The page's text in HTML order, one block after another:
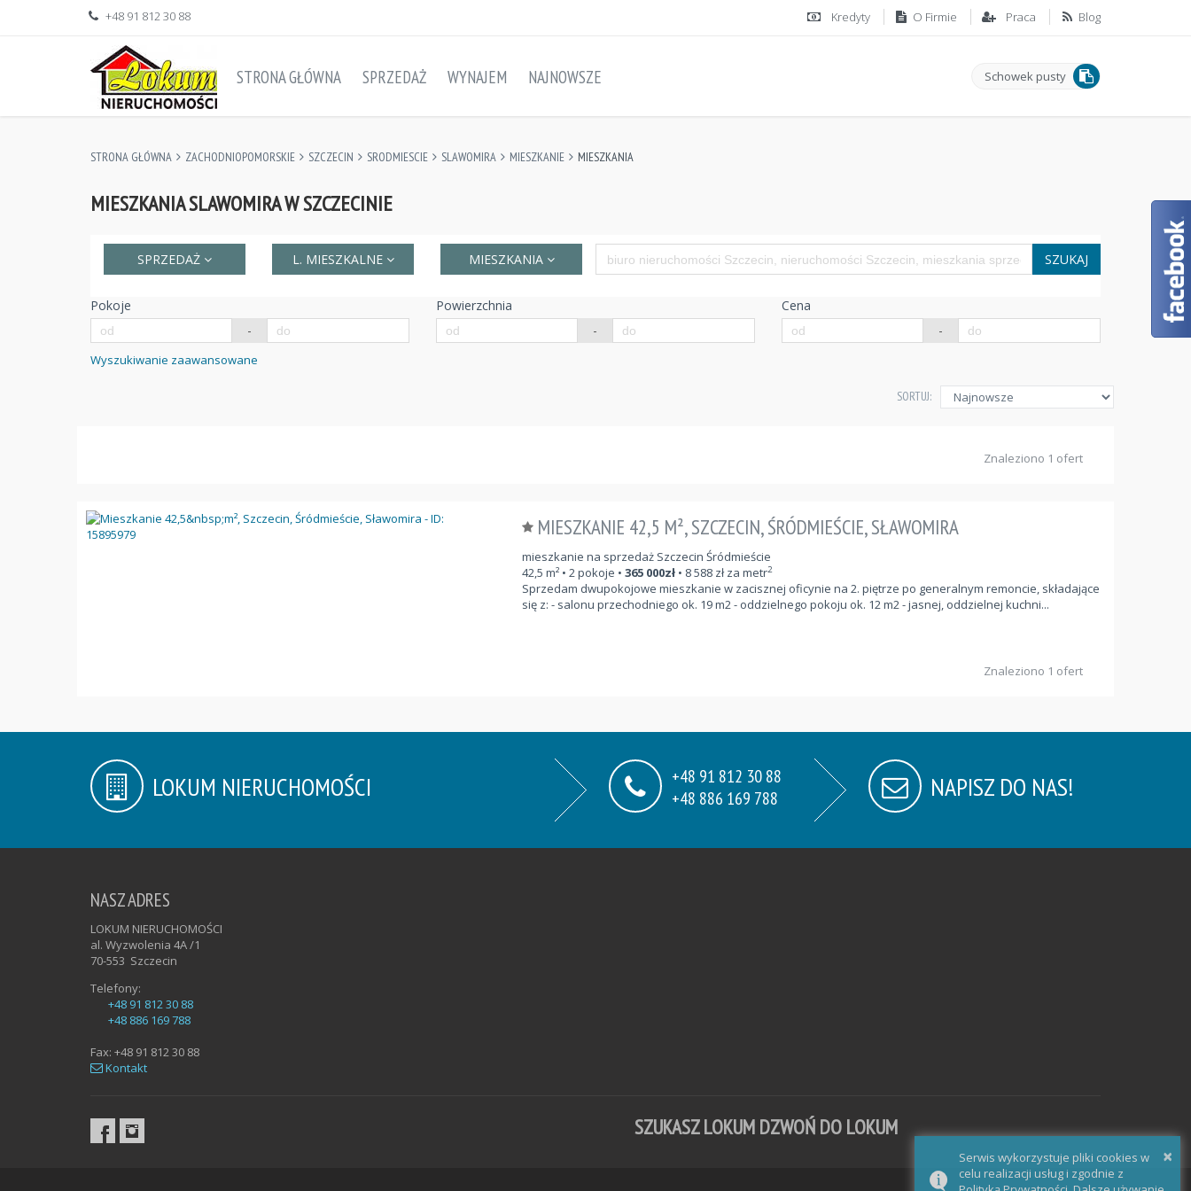
+48 91 812 30 88 Kredyty O Firmie Praca Blog
Schowek pusty
STRONA GŁÓWNA SPRZEDAŻ WYNAJEM NAJNOWSZE
STRONA GŁÓWNA ZACHODNIOPOMORSKIE SZCZECIN SRODMIESCIE SLAWOMIRA MIESZKANIE MIESZKANIA
MIESZKANIA SLAWOMIRA W SZCZECINIE
SPRZEDAŻ L. MIESZKALNE MIESZKANIA SZUKAJ
Pokoje
-
Powierzchnia
-
Cena
-
Wyszukiwanie zaawansowane
SORTUJ:
Znaleziono 1 ofert
MIESZKANIE 42,5 M², SZCZECIN, ŚRÓDMIEŚCIE, SŁAWOMIRA
mieszkanie na sprzedaż Szczecin Śródmieście
42,5 m²• 2 pokoje • 365 000zł• 8 588zł za metr2
Sprzedam dwupokojowe mieszkanie w zacisznej oficynie na 2. piętrze po generalnym remoncie, składające
się z: - salonu przechodniego ok. 19 m2 - oddzielnego pokoju ok. 12 m2 - jasnej, oddzielnej kuchni...
Znaleziono 1 ofert
LOKUM NIERUCHOMOŚCI
+48 91 812 30 88
+48 886 169 788
NAPISZ DO NAS!
NASZ ADRES
LOKUM NIERUCHOMOŚCI
al. Wyzwolenia 4A /1
70-553 Szczecin
Telefony:
+48 91 812 30 88
+48 886 169 788
Fax: +48 91 812 30 88
Kontakt
SZUKASZ LOKUM DZWOŃ DO LOKUM
×
Serwis wykorzystuje pliki cookies w
celu realizacji usług i zgodnie z